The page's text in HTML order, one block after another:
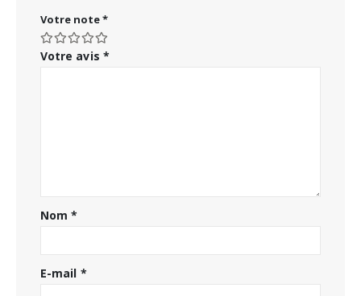
Votre note*
Votre avis *
Nom*
E-mail *